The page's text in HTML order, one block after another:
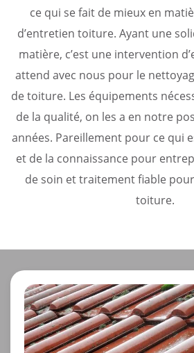
ce qui se fait de mieux en
d’entretien toiture. Ayant une
matière, c’est une intervention
attend avec nous pour le
de toiture. Les équipements
de la qualité, on les a en notre
années. Pareillement pour ce qui
et de la connaissance pour
de soin et traitement fiable
toiture.